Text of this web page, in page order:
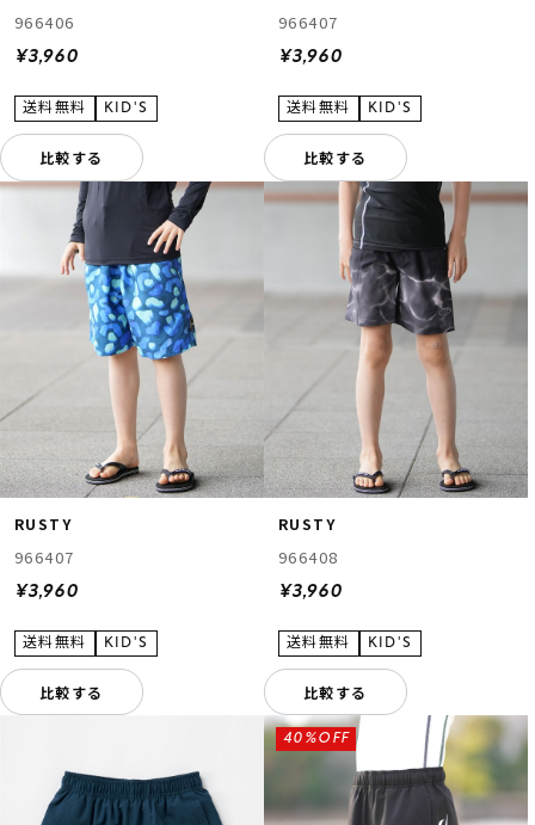
966406
¥3,960
比較する
966407
¥3,960
比較する
RUSTY
966407
¥3,960
比較する
RUSTY
966408
¥3,960
比較する
40%OFF